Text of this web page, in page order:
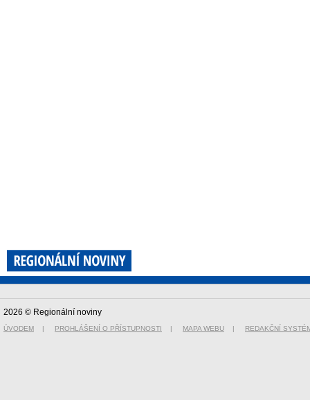
2026 © Regionální noviny
ÚVODEM | PROHLÁŠENÍ O PŘÍSTUPNOSTI | MAPA WEBU | REDAKČNÍ